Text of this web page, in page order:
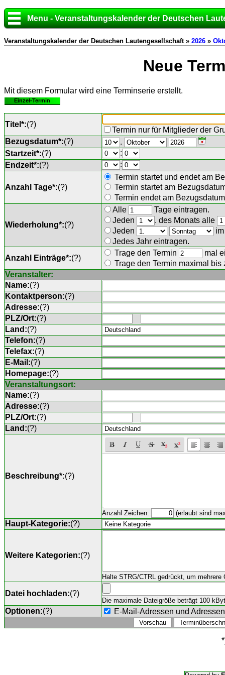
Menu - Veranstaltungskalender der Deutschen
Veranstaltungskalender der Deutschen Lautengesellschaft » 2026 »
Neue
Mit diesem Formular wird eine Terminserie erstellt.
Einzel-Termin
Titel*:(?)
Termin nur für Mitglieder der
Bezugsdatum*:(?)
.
Startzeit*:(?)
:
Endzeit*:(?) :
Anzahl Tage*:(?)
Termin startet und endet am
Termin startet am
Termin endet am
Wiederholung*:(?)
Alle
Tage eintragen.
Jeden
. des Monats alle
Jeden
Jedes Jahr eintragen.
Anzahl Einträge*:(?)
Trage den Termin
mal
Trage den Termin maximal bis
Veranstalter:
Name:(?)
Kontaktperson:(?)
Adresse:(?)
PLZ/Ort:(?)
Land:(?)
Telefon:(?)
Telefax:(?)
E-Mail:(?)
Homepage:(?)
Veranstaltungsort:
Name:(?)
Adresse:(?)
PLZ/Ort:(?)
Land:(?)
Beschreibung*:(?)
Anzahl Zeichen: (erlaubt sind
Haupt-Kategorie:(?)
Weitere Kategorien:(?)
Halte STRG/CTRL gedrückt, um mehrere
Datei hochladen:(?)
Die maximale Dateigröße beträgt 100
Optionen:(?) E-Mail-Adressen und